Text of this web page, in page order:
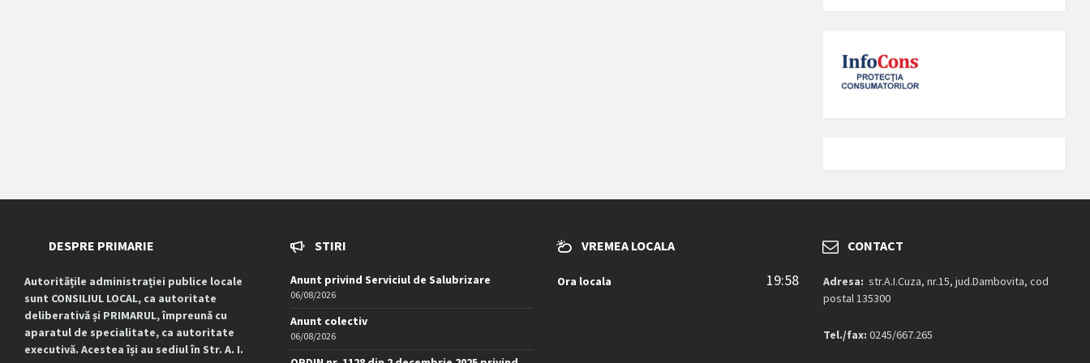
DESPRE PRIMARIE
Autoritățile administrației publice locale
sunt CONSILIUL LOCAL, ca autoritate
deliberativă și PRIMARUL, împreună cu
aparatul de specialitate, ca autoritate
executivă. Acestea își au sediul în Str. A. I.
STIRI
Anunt privind Serviciul de Salubrizare
06/08/2026
Anunt colectiv
06/08/2026
VREMEA LOCALA
Ora locala 19:58
CONTACT
Adresa: str.A.I.Cuza, nr.15, jud.Dambovita, cod
postal 135300
Tel./fax: 0245/667.265